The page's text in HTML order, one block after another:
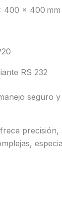
400 x 400 mm
RS 232
seguro
precisión,